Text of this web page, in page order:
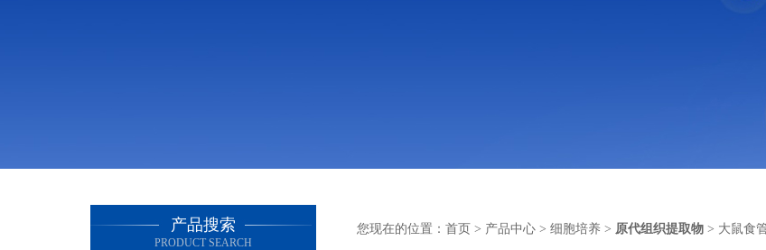
产品搜索
PRODUCT SEARCH
您现在的位置： 首页 > 产品中心 > 细胞培养 > 原代组织提取物 > 大鼠食